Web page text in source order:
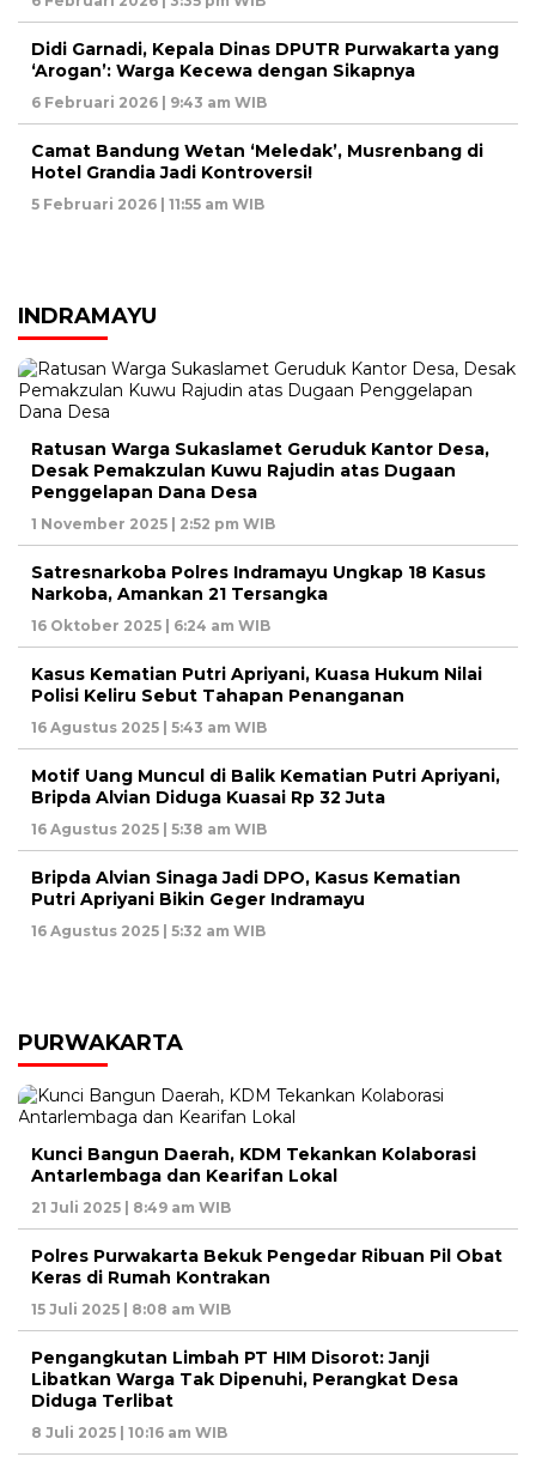
Didi Garnadi, Kepala Dinas DPUTR Purwakarta yang
‘Arogan’: Warga Kecewa dengan Sikapnya
6 Februari 2026 | 9:43 am WIB
Camat Bandung Wetan ‘Meledak’, Musrenbang di
Hotel Grandia Jadi Kontroversi!
5 Februari 2026 | 11:55 am WIB
INDRAMAYU
Ratusan Warga Sukaslamet Geruduk Kantor Desa,
Desak Pemakzulan Kuwu Rajudin atas Dugaan
Penggelapan Dana Desa
1 November 2025 | 2:52 pm WIB
Satresnarkoba Polres Indramayu Ungkap 18 Kasus
Narkoba, Amankan 21 Tersangka
16 Oktober 2025 | 6:24 am WIB
Kasus Kematian Putri Apriyani, Kuasa Hukum Nilai
Polisi Keliru Sebut Tahapan Penanganan
16 Agustus 2025 | 5:43 am WIB
Motif Uang Muncul di Balik Kematian Putri Apriyani,
Bripda Alvian Diduga Kuasai Rp 32 Juta
16 Agustus 2025 | 5:38 am WIB
Bripda Alvian Sinaga Jadi DPO, Kasus Kematian
Putri Apriyani Bikin Geger Indramayu
16 Agustus 2025 | 5:32 am WIB
PURWAKARTA
Kunci Bangun Daerah, KDM Tekankan Kolaborasi
Antarlembaga dan Kearifan Lokal
21 Juli 2025 | 8:49 am WIB
Polres Purwakarta Bekuk Pengedar Ribuan Pil Obat
Keras di Rumah Kontrakan
15 Juli 2025 | 8:08 am WIB
Pengangkutan Limbah PT HIM Disorot: Janji
Libatkan Warga Tak Dipenuhi, Perangkat Desa
Diduga Terlibat
8 Juli 2025 | 10:16 am WIB